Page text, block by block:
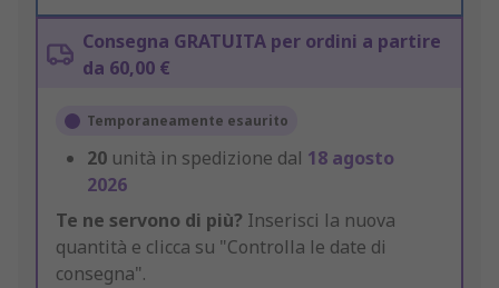
Consegna GRATUITA per ordini a partire
da 60,00 €
Temporaneamente esaurito
20 unità in spedizione dal 18 agosto
2026
Te ne servono di più? Inserisci la nuova
quantità e clicca su "Controlla le date di
consegna".